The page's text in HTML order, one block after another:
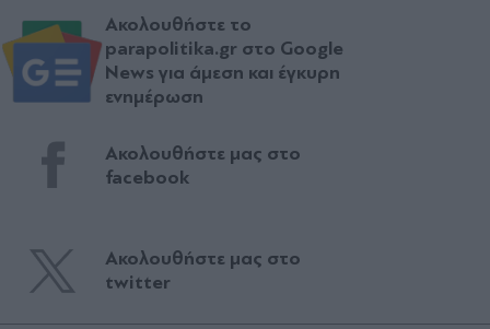
Ακολουθήστε το
parapolitika.gr στο Google
News για άμεση και έγκυρη
ενημέρωση
Ακολουθήστε μας στο
facebook
Ακολουθήστε μας στο
twitter